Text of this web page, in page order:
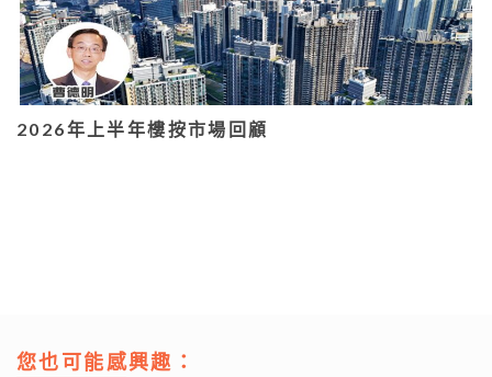
2026年上半年樓按市場回顧
您也可能感興趣：